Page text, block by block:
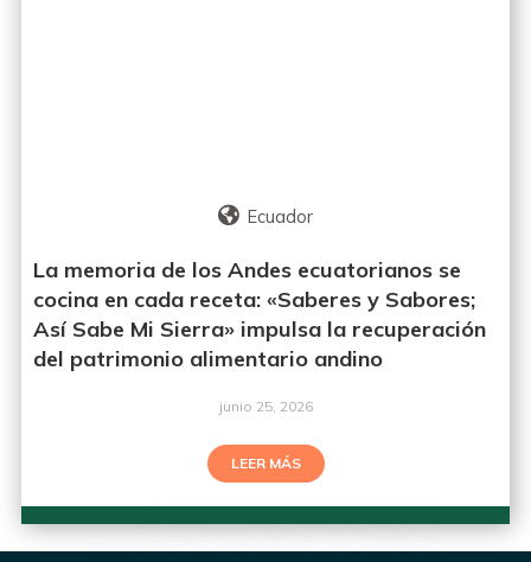
Ecuador
La memoria de los Andes ecuatorianos se
cocina en cada receta: «Saberes y Sabores;
Así Sabe Mi Sierra» impulsa la recuperación
del patrimonio alimentario andino
junio 25, 2026
LEER MÁS